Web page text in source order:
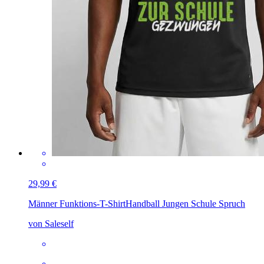
29,99 €
Männer Funktions-T-ShirtHandball Jungen Schule Spruch
von Saleself